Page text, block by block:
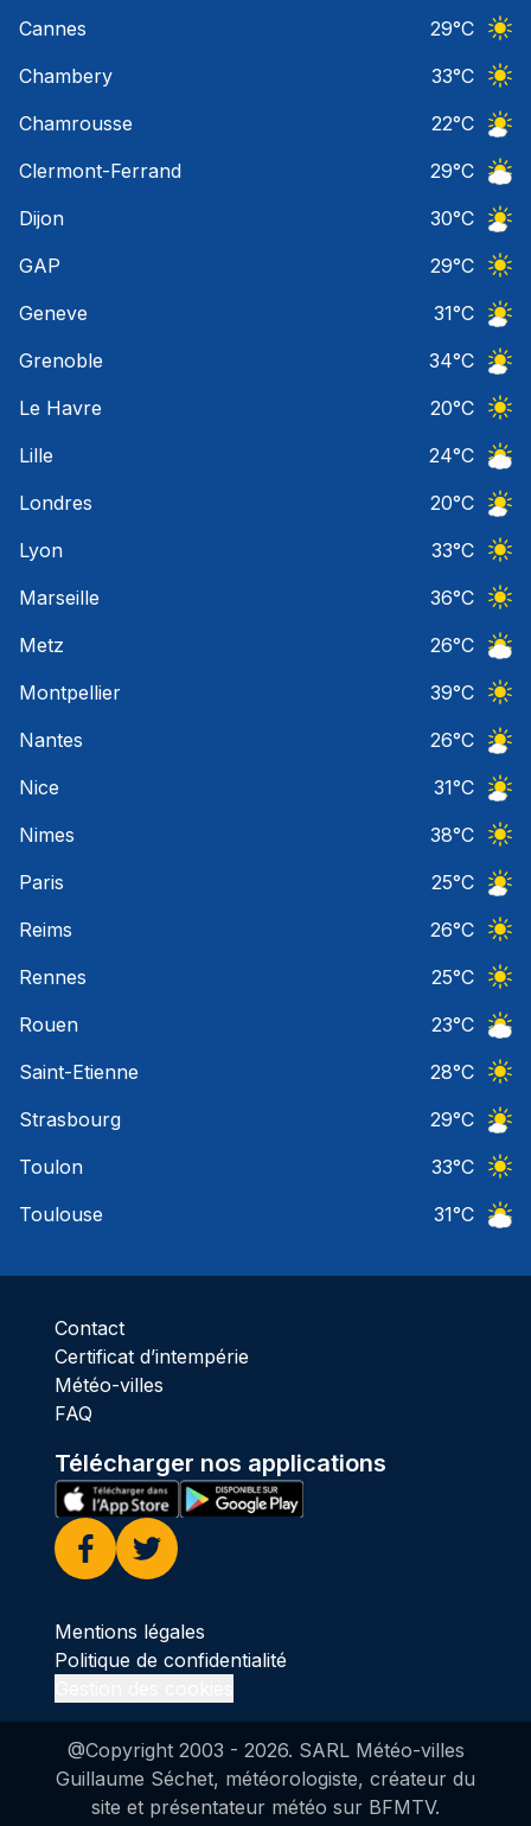
Cannes
29°C
Chambery
33°C
Chamrousse
22°C
Clermont-Ferrand
29°C
Dijon
30°C
GAP
29°C
Geneve
31°C
Grenoble
34°C
Le Havre
20°C
Lille
24°C
Londres
20°C
Lyon
33°C
Marseille
36°C
Metz
26°C
Montpellier
39°C
Nantes
26°C
Nice
31°C
Nimes
38°C
Paris
25°C
Reims
26°C
Rennes
25°C
Rouen
23°C
Saint-Etienne
28°C
Strasbourg
29°C
Toulon
33°C
Toulouse
31°C
Contact
Certificat d’intempérie
Météo-villes
FAQ
Télécharger nos applications
Facebook
Twitter
Mentions légales
Politique de confidentialité
@Copyright 2003 - 2026. SARL Météo-villes
Guillaume Séchet, météorologiste, créateur du
site et présentateur météo sur BFMTV.